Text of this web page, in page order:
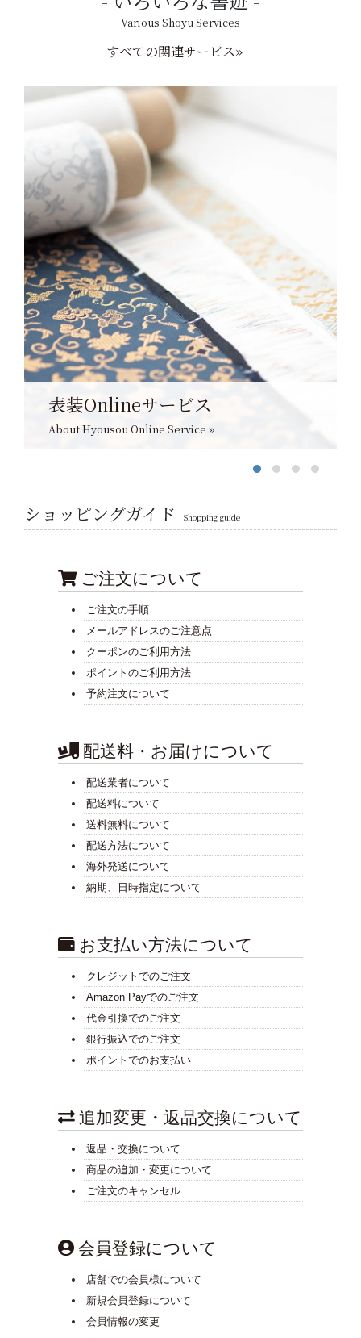
Various Shoyu Services
すべての関連サービス»
表装Onlineサービス
About Hyousou Online Service »
ショッピングガイド Shopping guide
ご注文について
ご注文の手順
メールアドレスのご注意点
クーポンのご利用方法
ポイントのご利用方法
予約注文について
配送料・お届けについて
配送業者について
配送料について
送料無料について
配送方法について
海外発送について
納期、日時指定について
お支払い方法について
クレジットでのご注文
Amazon Payでのご注文
代金引換でのご注文
銀行振込でのご注文
ポイントでのお支払い
追加変更・返品交換について
返品・交換について
商品の追加・変更について
ご注文のキャンセル
会員登録について
店舗での会員様について
新規会員登録について
会員情報の変更